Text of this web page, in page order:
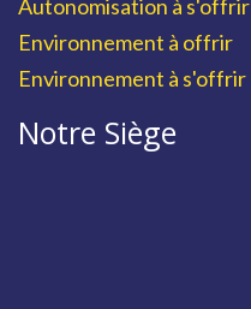
Autonomisation à s'offrir
Environnement à offrir
Environnement à s'offrir
Notre Siège